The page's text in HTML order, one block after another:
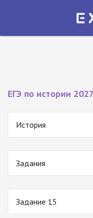
Экзамер —
ЕГЭ по истории 2027
История
Задания
Задание 15